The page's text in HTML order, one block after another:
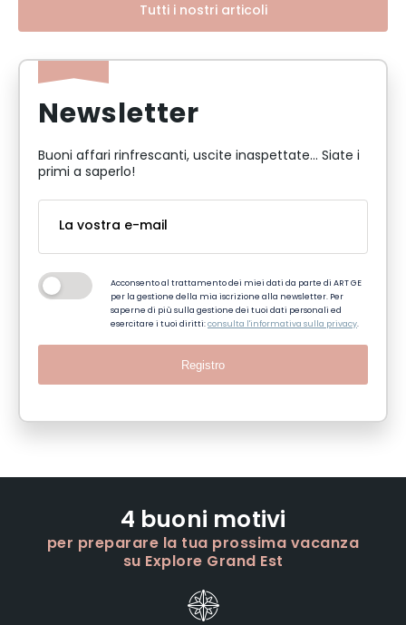
Tutti i nostri articoli
Newsletter
Buoni affari rinfrescanti, uscite inaspettate... Siate i
primi a saperlo!
Acconsento al trattamento dei miei dati da parte di ART GE
per la gestione della mia iscrizione alla newsletter. Per
saperne di più sulla gestione dei tuoi dati personali ed
esercitare i tuoi diritti:consulta l'informativa sulla privacy.
Registro
4 buoni motivi
per preparare la tua prossima vacanza
su Explore Grand Est